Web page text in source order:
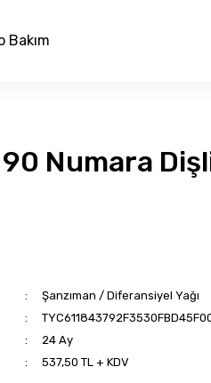
Bakım
Numara
Şanzıman / Diferansiyel Yağı
24 Ay
537,50 TL + KDV